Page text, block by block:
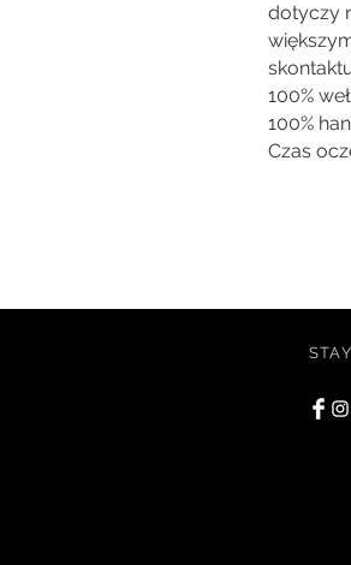
dotyczy
100%
100%
Czas